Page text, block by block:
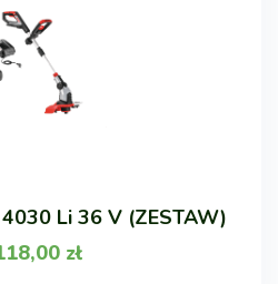
Li 36 V (ZESTAW)
zł